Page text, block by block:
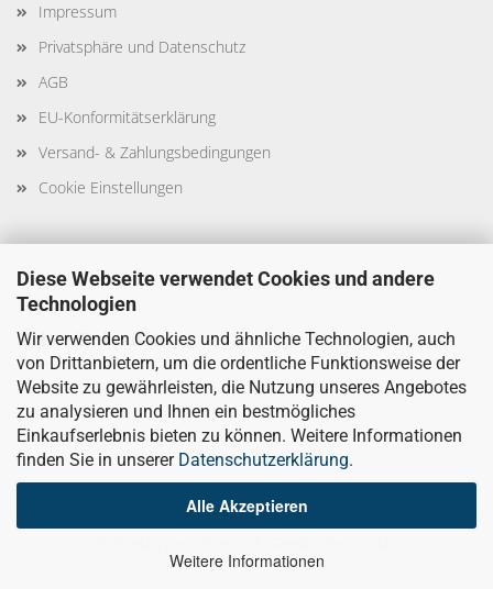
Diese Webseite verwendet Cookies und andere
Technologien
Wir verwenden Cookies und ähnliche Technologien, auch
von Drittanbietern, um die ordentliche Funktionsweise der
Website zu gewährleisten, die Nutzung unseres Angebotes
zu analysieren und Ihnen ein bestmögliches
Einkaufserlebnis bieten zu können. Weitere Informationen
finden Sie in unserer Datenschutzerklärung.
Alle Akzeptieren
Weitere Informationen
Impressum
Privatsphäre und Datenschutz
AGB
EU-Konformitätserklärung
Versand- & Zahlungsbedingungen
Cookie Einstellungen
Sicher Einkaufen